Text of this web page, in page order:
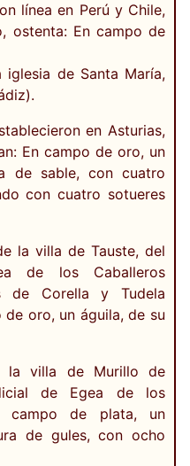
línea en Perú y Chile,
ostenta: En campo de
iglesia de Santa María,
en Asturias,
En campo de oro, un
de sable, con cuatro
con cuatro sotueres
la villa de Tauste, del
de los Caballeros
de Corella y Tudela
de oro, un águila, de su
la villa de Murillo de
de Egea de los
campo de plata, un
de gules, con ocho